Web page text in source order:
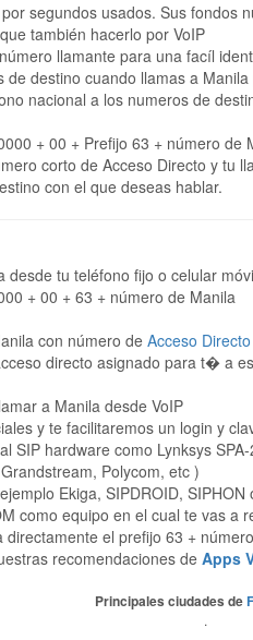
segundos usados. Sus fondos
también hacerlo por VoIP
llamante para una facíl
destino cuando llamas a
nacional a los numeros de
+ 00 + Prefijo 63 + número de
corto de Acceso Directo y tu
con el que deseas hablar.
desde tu teléfono fijo o celular
+ 00 + 63 + número de Manila
con número de Acceso Directo
directo asignado para t� a
a Manila desde VoIP
y te facilitaremos un login y
hardware como Lynksys
Polycom, etc )
Ekiga, SIPDROID, SIPHON
como equipo en el cual te vas a
el prefijo 63 +
recomendaciones de Apps
Principales ciudades de
.